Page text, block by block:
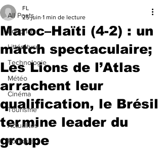
All Posts
Éditorial
Littérature
Technologie
Météo
Cinéma
Tourisme
Actualités
Politique
Maroc–Haïti (4-2) : un
match spectaculaire;
Les Lions de l’Atlas
arrachent leur
qualification, le Brésil
termine leader du
groupe
FL
25 juin 1 min de lecture